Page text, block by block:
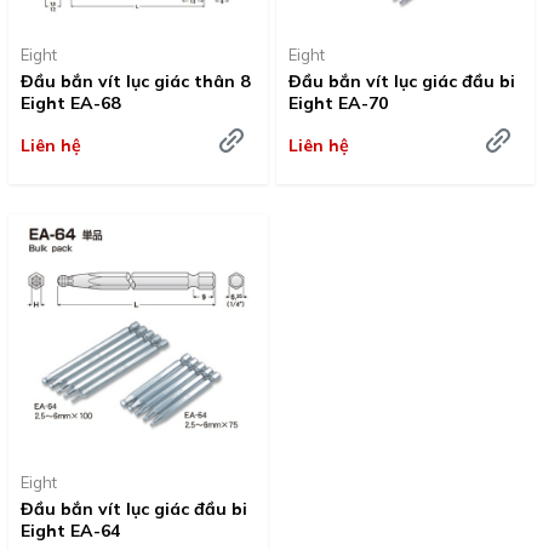
Eight
Đầu bắn vít lục giác thân 8
Eight EA-68
Liên hệ
Eight
Đầu bắn vít lục giác đầu bi
Eight EA-70
Liên hệ
Eight
Đầu bắn vít lục giác đầu bi
Eight EA-64